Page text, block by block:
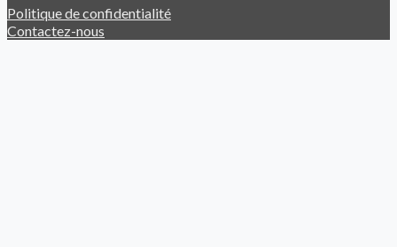
Politique de confidentialité
Contactez-nous